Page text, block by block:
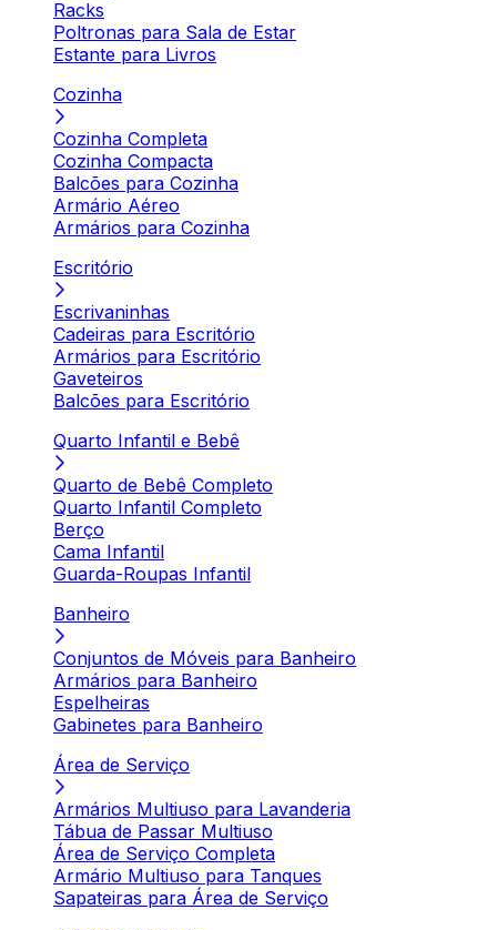
Racks
Poltronas para Sala de Estar
Estante para Livros
Cozinha
Cozinha Completa
Cozinha Compacta
Balcões para Cozinha
Armário Aéreo
Armários para Cozinha
Escritório
Escrivaninhas
Cadeiras para Escritório
Armários para Escritório
Gaveteiros
Balcões para Escritório
Quarto Infantil e Bebê
Quarto de Bebê Completo
Quarto Infantil Completo
Berço
Cama Infantil
Guarda-Roupas Infantil
Banheiro
Conjuntos de Móveis para Banheiro
Armários para Banheiro
Espelheiras
Gabinetes para Banheiro
Área de Serviço
Armários Multiuso para Lavanderia
Tábua de Passar Multiuso
Área de Serviço Completa
Armário Multiuso para Tanques
Sapateiras para Área de Serviço